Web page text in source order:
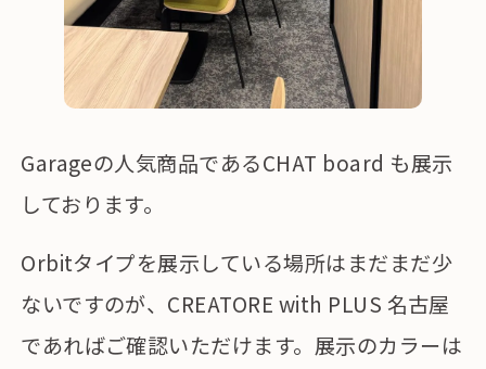
Garageの人気商品であるCHAT board も展示
しております。
Orbitタイプを展示している場所はまだまだ少
ないですのが、CREATORE with PLUS 名古屋
であればご確認いただけます。展示のカラーは